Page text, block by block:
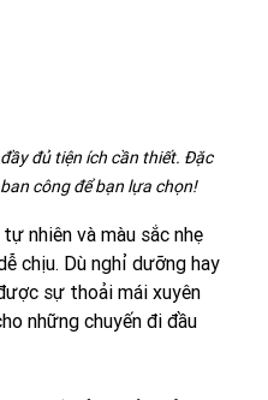
đủ tiện ích cần thiết. Đặc
công để bạn lựa chọn!
nhiên và màu sắc nhẹ
chịu. Dù nghỉ dưỡng hay
sự thoải mái xuyên
những chuyến đi đầu